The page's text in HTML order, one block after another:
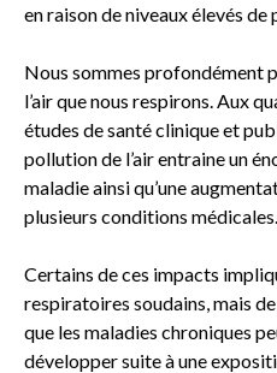
en raison de niveaux élevés de
Nous sommes profondément
l’air que nous respirons. Aux
études de santé clinique et
pollution de l’air entraine un
maladie ainsi qu’une
plusieurs conditions médicales.
Certains de ces impacts
respiratoires soudains, mais
que les maladies chroniques
développer suite à une